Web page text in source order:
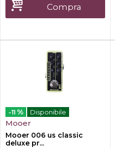
semplicissime con una sola
manopola, altri sono
macchine ...
Compra
-11 % Disponibile
Mooer
Mooer 006 us classic
deluxe pr...